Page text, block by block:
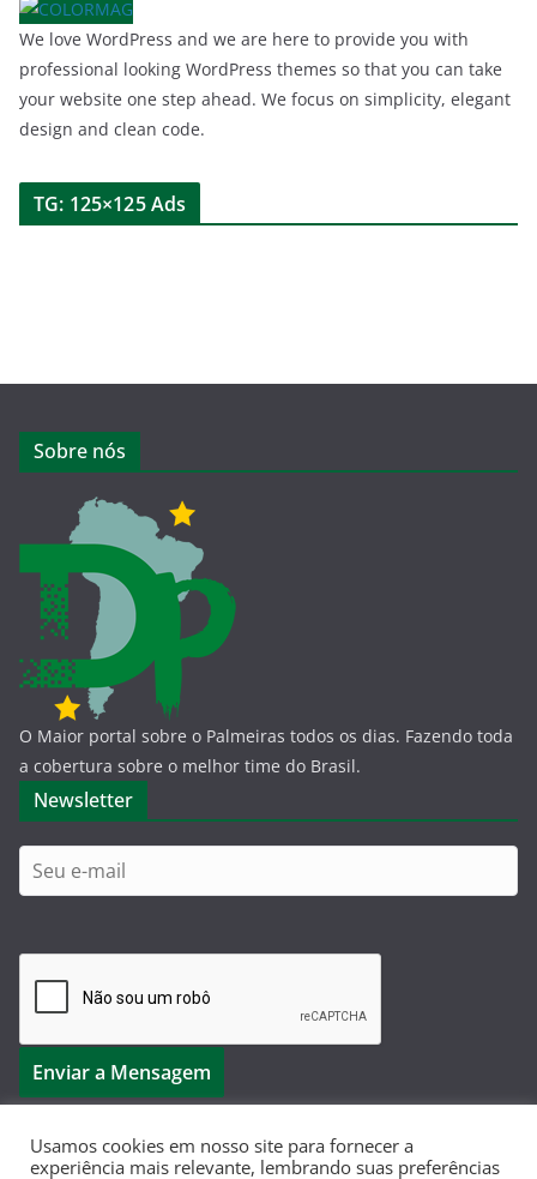
We love WordPress and we are here to provide you with
professional looking WordPress themes so that you can take
your website one step ahead. We focus on simplicity, elegant
design and clean code.
TG: 125×125 Ads
Sobre nós
O Maior portal sobre o Palmeiras todos os dias. Fazendo toda
a cobertura sobre o melhor time do Brasil.
Newsletter
Usamos cookies em nosso site para fornecer a
experiência mais relevante, lembrando suas preferências